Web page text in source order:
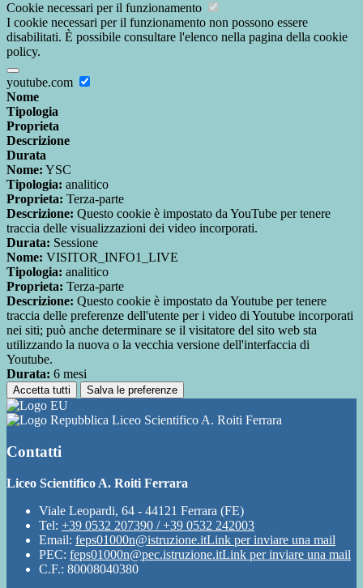
Cookie necessari per il funzionamento
I cookie necessari per il funzionamento non possono essere
disabilitati. È possibile consultare l'elenco nella pagina della cookie
policy.
youtube.com
Nome
Tipologia
Proprieta
Descrizione
Durata
Nome: YSC
Tipologia: analitico
Proprieta: Terza-parte
Descrizione: Questo cookie è impostato da YouTube per tenere
traccia delle visualizzazioni dei video incorporati.
Durata: Sessione
Nome: VISITOR_INFO1_LIVE
Tipologia: analitico
Proprieta: Terza-parte
Descrizione: Questo cookie è impostato da Youtube per tenere
traccia delle preferenze dell'utente per i video di Youtube incorporati
nei siti; può anche determinare se il visitatore del sito web sta
utilizzando la nuova o la vecchia versione dell'interfaccia di
Youtube.
Durata: 6 mesi
Accetta tutti Salva le preferenze
Liceo Scientifico A. Roiti Ferrara
Contatti
Liceo Scientifico A. Roiti Ferrara
Viale Leopardi, 64 - 44121 Ferrara (FE)
Tel: +39 0532 207390 / +39 0532 242003
Email: feps01000n@istruzione.itLink per inviare una mail
PEC: feps01000n@pec.istruzione.itLink per inviare una mail
C.F.: 80008040380